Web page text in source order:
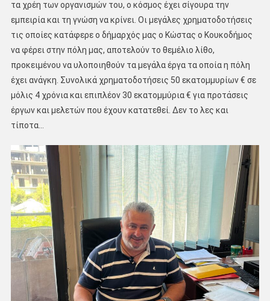
τα χρέη των οργανισμών του, ο κόσμος έχει σίγουρα την
εμπειρία και τη γνώση να κρίνει. Οι μεγάλες χρηματοδοτήσεις
τις οποίες κατάφερε ο δήμαρχός μας ο Κώστας ο Κουκοδήμος
να φέρει στην πόλη μας, αποτελούν το θεμέλιο λίθο,
προκειμένου να υλοποιηθούν τα μεγάλα έργα τα οποία η πόλη
έχει ανάγκη. Συνολικά χρηματοδοτήσεις 50 εκατομμυρίων € σε
μόλις 4 χρόνια και επιπλέον 30 εκατομμύρια € για προτάσεις
έργων και μελετών που έχουν κατατεθεί. Δεν το λες και
τίποτα…